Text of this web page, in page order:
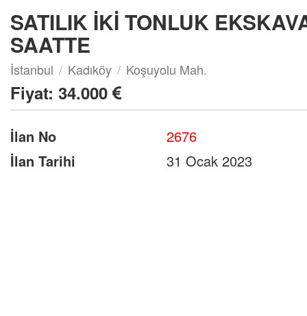
SATILIK İKİ TONLUK
SAATTE
İstanbul Kadıköy Koşuyolu Mah.
Fiyat: 34.000
İlan No
2676
İlan Tarihi
31 Ocak 2023